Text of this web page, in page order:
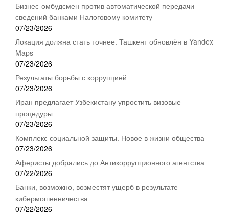
Бизнес-омбудсмен против автоматической передачи
сведений банками Налоговому комитету
07/23/2026
Локация должна стать точнее. Ташкент обновлён в Yandex
Maps
07/23/2026
Результаты борьбы с коррупцией
07/23/2026
Иран предлагает Узбекистану упростить визовые
процедуры
07/23/2026
Комплекс социальной защиты. Новое в жизни общества
07/23/2026
Аферисты добрались до Антикоррупционного агентства
07/22/2026
Банки, возможно, возместят ущерб в результате
кибермошенничества
07/22/2026